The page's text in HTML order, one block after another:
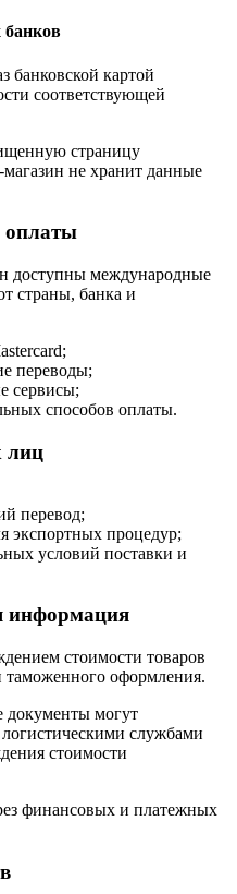
банков
банковской картой
соответствующей
страницу
не хранит данные
оплаты
доступны международные
страны, банка и
переводы;
сервисы;
способов оплаты.
лиц
перевод;
экспортных процедур;
условий поставки и
информация
стоимости товаров
таможенного оформления.
документы могут
службами
стоимости
финансовых и платежных